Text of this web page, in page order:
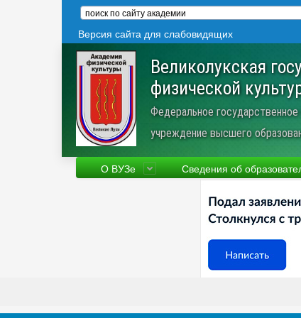
Версия сайта для слабовидящих
Великолукская
физической
Федеральное
учреждение высшего
О ВУЗе
Сведения об образовательной
Научная деятельность
Сведения об